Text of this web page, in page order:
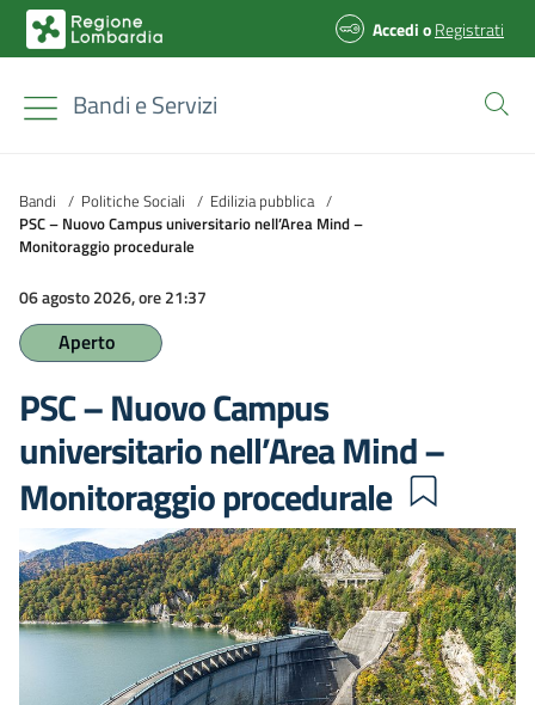
AccedioRegistrati
Bandi e Servizi
Bandi / Politiche Sociali / Edilizia pubblica /
PSC – Nuovo Campus universitario nell’Area Mind –
Monitoraggio procedurale
06 agosto 2026, ore 21:37
Aperto
PSC – Nuovo Campus
universitario nell’Area Mind –
Monitoraggio procedurale